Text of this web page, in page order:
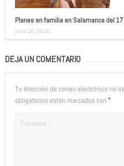
Planes en familia en Salamanca del
julio 16, 2026
DEJA UN COMENTARIO
Tu dirección de correo electrónico no
obligatorios están marcados con *